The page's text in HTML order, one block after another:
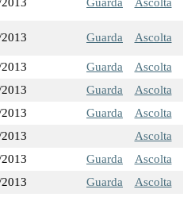
Guarda Ascolta
Guarda
Ascolta
Guarda
Ascolta
Guarda
Ascolta
Ascolta
Guarda
Ascolta
Guarda
Ascolta